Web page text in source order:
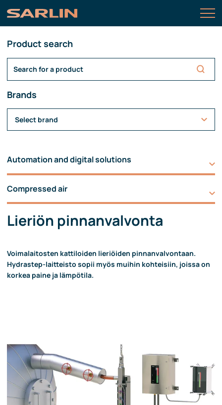
Product search
Brands
Select brand
Automation and digital solutions
Compressed air
Lieriön pinnanvalvonta
Voimalaitosten kattiloiden lieriöiden pinnanvalvontaan.
Hydrastep-laitteisto sopii myös muihin kohteisiin, joissa on
korkea paine ja lämpötila.